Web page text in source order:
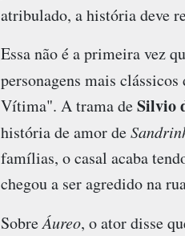
atribulado, a história deve
Essa não é a primeira vez
personagens mais
Vítima". A trama deSilvio
história de amor de
famílias, o casal acaba
chegou a ser agredido na
SobreÁureo, o ator disse